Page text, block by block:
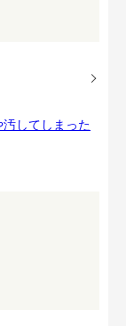
してしまった